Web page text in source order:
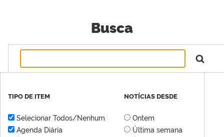
Busca
TIPO DE ITEM
Selecionar Todos/Nenhum
Agenda Diária
NOTÍCIAS DESDE
Ontem
Última semana